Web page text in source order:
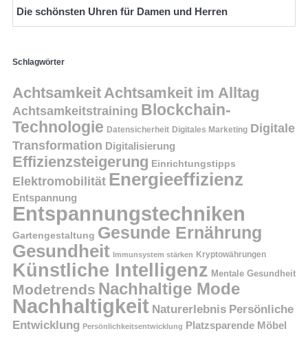
Die schönsten Uhren für Damen und Herren
Schlagwörter
AchtsamkeitAchtsamkeit im Alltag
Achtsamkeitstraining Blockchain-
Technologie Datensicherheit Digitales Marketing Digitale
Transformation Digitalisierung
Effizienzsteigerung Einrichtungstipps
Elektromobilität Energieeffizienz
Entspannung
Entspannungstechniken
Gartengestaltung Gesunde Ernährung
Gesundheit Immunsystem stärken Kryptowährungen
Künstliche Intelligenz Mentale Gesundheit
Modetrends Nachhaltige Mode
Nachhaltigkeit Naturerlebnis Persönliche
Entwicklung Persönlichkeitsentwicklung Platzsparende Möbel